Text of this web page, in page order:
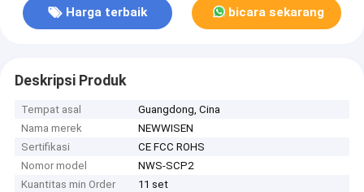
Harga terbaik bicara sekarang
Deskripsi Produk
Tempat asal
Guangdong, Cina
Nama merek
NEWWISEN
Sertifikasi
CE FCC ROHS
Nomor model
NWS-SCP2
Kuantitas min Order
11 set